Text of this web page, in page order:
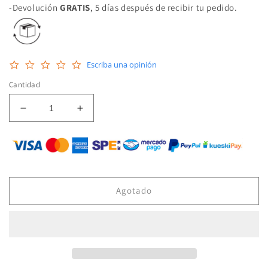
-DevoluciónGRATIS, 5 días después de recibir tu pedido.
0.0
Escriba una opinión
Cantidad
Reducir
cantidad
para
AG-
AMORTIGUADOR
MERCEDES
Aumentar
cantidad
para
AG-
AMORTIGUADOR
MERCEDES
Agotado